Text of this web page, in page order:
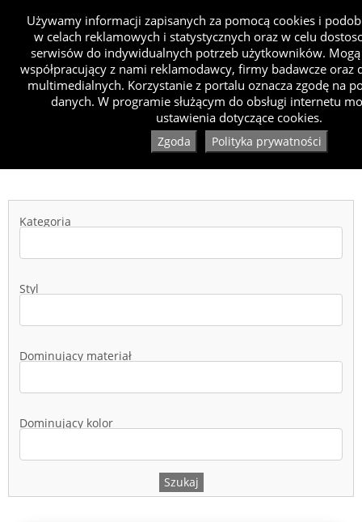
Kategoria
Styl
Dominujący materiał
Dominujący kolor
Używamy informacji zapisanych za pomocą cookies i
w celach reklamowych i statystycznych oraz w celu
serwisów do indywidualnych potrzeb użytkowników. Mogą
współpracujący z nami reklamodawcy, firmy badawcze oraz
multimedialnych. Korzystanie z portalu oznacza zgodę na
danych. W programie służącym do obsługi internetu
ustawienia dotyczące cookies.
Zgoda Polityka prywatności